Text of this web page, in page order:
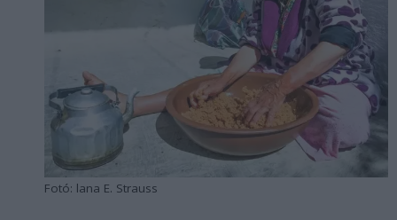
Fotó: lana E. Strauss